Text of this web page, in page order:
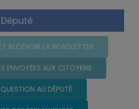
RECEVOIR LA NEWSLETTER
ENVOYÉES AUX CITOYENS
AU DÉPUTÉ